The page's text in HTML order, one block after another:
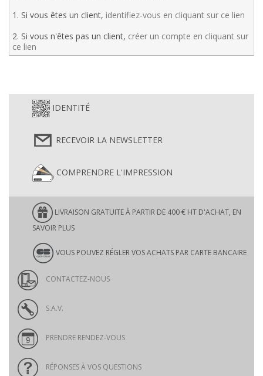
1. Si vous êtes un client, identifiez-vous en cliquant sur ce lien
2. Si vous n'êtes pas un client, créer un compte en cliquant sur
ce lien
IDENTITÉ
RECEVOIR LA NEWSLETTER
COMPRENDRE L'IMPRESSION
LIVRAISON GRATUITE À PARTIR DE 400 € HT D'ACHAT, EN
SAVOIR PLUS
VOUS POUVEZ RÉGLER VOS ACHATS PAR CARTE BANCAIRE
CONTACTEZ-NOUS
S.A.V.
PRENDRE RENDEZ-VOUS
RÉPONSES À VOS QUESTIONS